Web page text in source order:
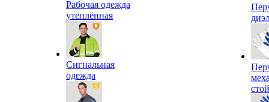
Рабочая одежда
утеплённая
Сигнальная
одежда